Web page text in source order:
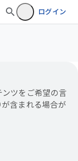
ログイン
ツをご希望の言
含まれる場合が